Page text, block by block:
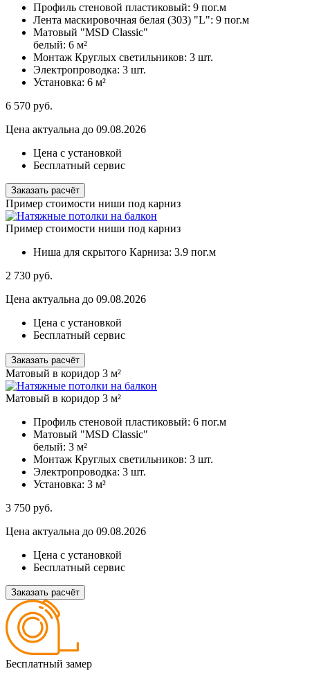
Профиль стеновой пластиковый: 9 пог.м
Лента маскировочная белая (303) "L": 9 пог.м
Матовый "MSD Classic"
белый: 6 м²
Монтаж Круглых светильников: 3 шт.
Электропроводка: 3 шт.
Установка: 6 м²
6 570 руб.
Цена актуальна до 09.08.2026
Цена с установкой
Бесплатный сервис
Заказать расчёт
Пример стоимости ниши под карниз
Пример стоимости ниши под карниз
Ниша для скрытого Карниза: 3.9 пог.м
2 730 руб.
Цена актуальна до 09.08.2026
Цена с установкой
Бесплатный сервис
Заказать расчёт
Матовый в коридор 3 м²
Матовый в коридор 3 м²
Профиль стеновой пластиковый: 6 пог.м
Матовый "MSD Classic"
белый: 3 м²
Монтаж Круглых светильников: 3 шт.
Электропроводка: 3 шт.
Установка: 3 м²
3 750 руб.
Цена актуальна до 09.08.2026
Цена с установкой
Бесплатный сервис
Заказать расчёт
Бесплатный замер